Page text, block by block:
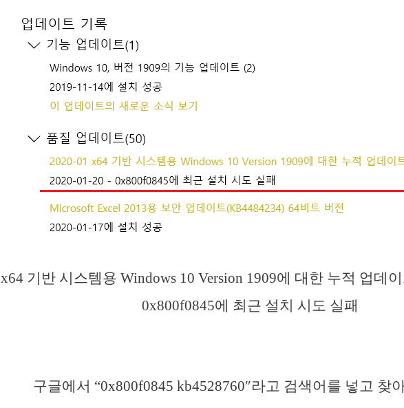
x64 기반 시스템용 Windows 10 Version 1909에 대한 누적 업데
0x800f0845에 최근 설치 시도 실패
구글에서 “0x800f0845 kb4528760″라고 검색어를 넣고 찾